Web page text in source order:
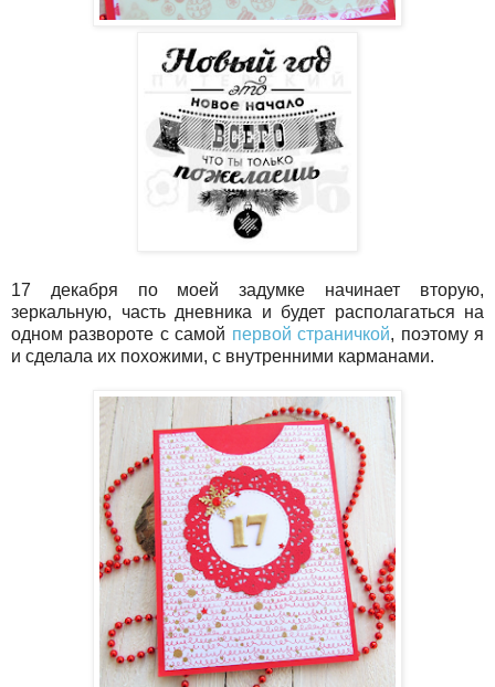
17 декабря по моей задумке начинает вторую,
зеркальную, часть дневника и будет располагаться на
одном развороте с самой первой страничкой, поэтому я
и сделала их похожими, с внутренними карманами.